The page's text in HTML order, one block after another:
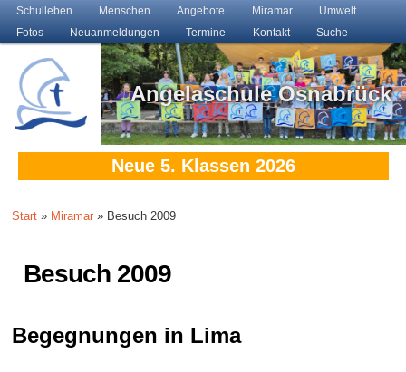
Main menu
Skip to primary content
Skip to secondary content
Schulleben Menschen Angebote Miramar
Umwelt
Fotos
Neuanmeldungen Termine Kontakt Suche
Angelaschule Osnabrück
Neue 5. Klassen 2026
Start » Miramar » Besuch 2009
Besuch 2009
Begegnungen in Lima